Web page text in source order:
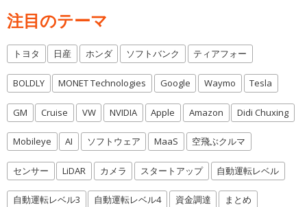
注目のテーマ
トヨタ 日産 ホンダ ソフトバンク ティアフォー
BOLDLY MONET Technologies Google Waymo Tesla
GM Cruise VW NVIDIA Apple Amazon Didi Chuxing
Mobileye AI ソフトウェア MaaS 空飛ぶクルマ
センサー LiDAR カメラ スタートアップ 自動運転レベル
自動運転レベル3 自動運転レベル4 資金調達 まとめ